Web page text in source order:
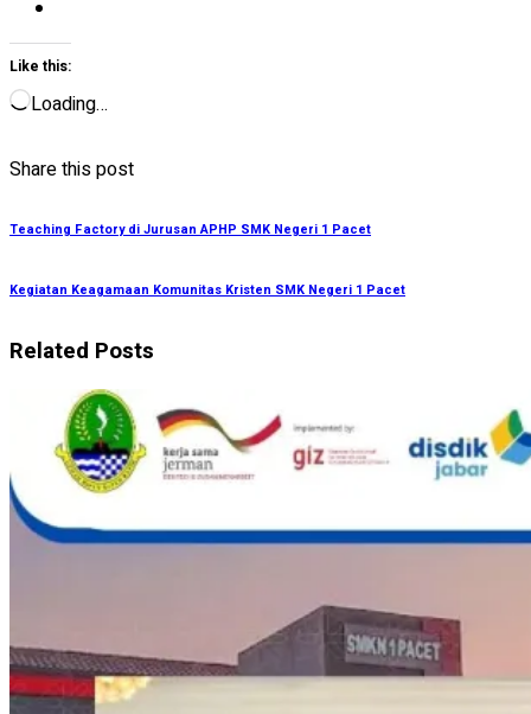
Like this:
Loading…
Share this post
Teaching Factory di Jurusan APHP SMK Negeri 1 Pacet
Kegiatan Keagamaan Komunitas Kristen SMK Negeri 1 Pacet
Related Posts